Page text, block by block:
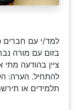
למד/י עם חברים
בזום עם מורה
ציין בהודעה
להתחיל. הערה:
תלמידים או